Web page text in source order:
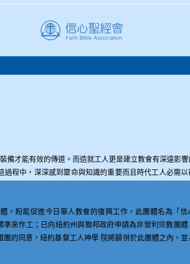
備才能有效的傳道。而造就工人更是建立教會有深遠影
程中，深深感到靈命與知識的重要而且時代工人必需以
盼能促進今日華人教會的復興工作，此團體名為「信
來作工；已向紐約州與聯邦政府申請為非營利宗教團
的同意，紐約基督工人神學 院將歸併於此團體之內，